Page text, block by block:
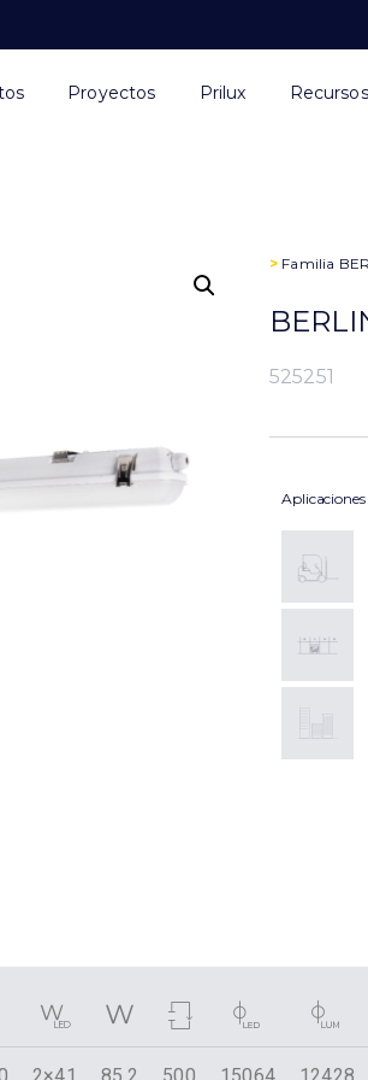
Proyectos Prilux Recursos
> Familia
525251
Aplicaciones